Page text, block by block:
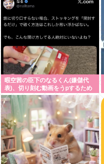
暇空茜の臣下のなるくん(嫌儲代
表)、切り刻む動画をうpするため
にストッキングを購入、ハサミを
入れて感触を楽しむ